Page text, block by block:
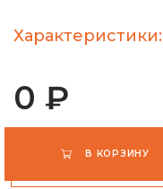
Характеристики:
0 ₽
В КОРЗИНУ